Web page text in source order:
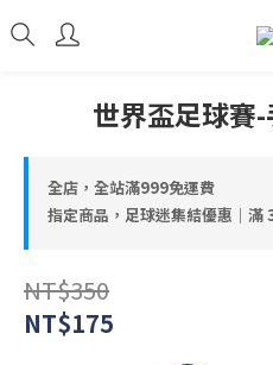
世界盃足球賽
全店，全站滿999免運費
指定商品，足球迷集結優惠｜滿
NT$350
NT$175